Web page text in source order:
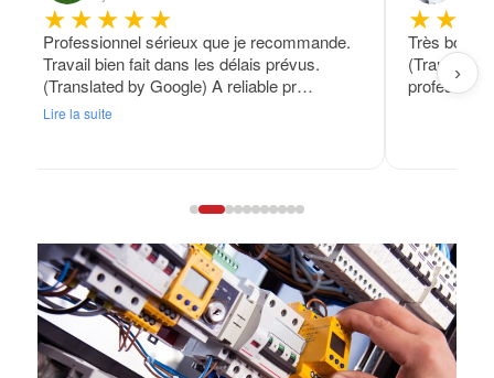
★★★★★
Professionnel sérieux que je recommande.
Travail bien fait dans les délais prévus.
(Translated by Google) A reliable pr…
Lire la suite
Très bon
›